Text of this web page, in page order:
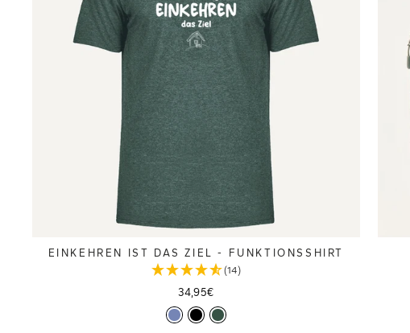
EINKEHREN IST DAS ZIEL - FUNKTIONSSHIRT
(14)
34,95€